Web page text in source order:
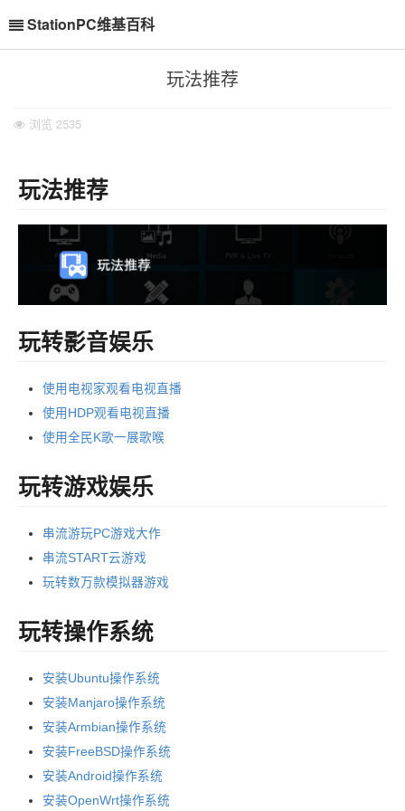
StationPC维基百科
玩法推荐
浏览 2535
玩法推荐
玩转影音娱乐
使用电视家观看电视直播
使用HDP观看电视直播
使用全民K歌一展歌喉
玩转游戏娱乐
串流游玩PC游戏大作
串流START云游戏
玩转数万款模拟器游戏
玩转操作系统
安装Ubuntu操作系统
安装Manjaro操作系统
安装Armbian操作系统
安装FreeBSD操作系统
安装Android操作系统
安装OpenWrt操作系统